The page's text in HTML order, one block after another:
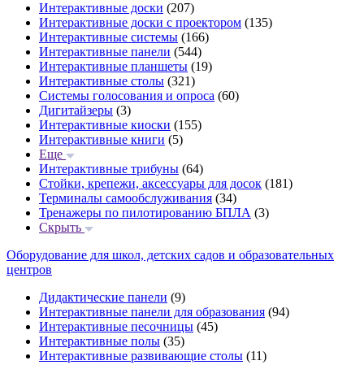
Интерактивные доски (207)
Интерактивные доски с проектором (135)
Интерактивные системы (166)
Интерактивные панели (544)
Интерактивные планшеты (19)
Интерактивные столы (321)
Системы голосования и опроса (60)
Дигитайзеры (3)
Интерактивные киоски (155)
Интерактивные книги (5)
Еще
Интерактивные трибуны (64)
Стойки, крепежи, аксессуары для досок (181)
Терминалы самообслуживания (34)
Тренажеры по пилотированию БПЛА (3)
Скрыть
Оборудование для школ, детских садов и образовательных
центров
Дидактические панели (9)
Интерактивные панели для образования (94)
Интерактивные песочницы (45)
Интерактивные полы (35)
Интерактивные развивающие столы (11)